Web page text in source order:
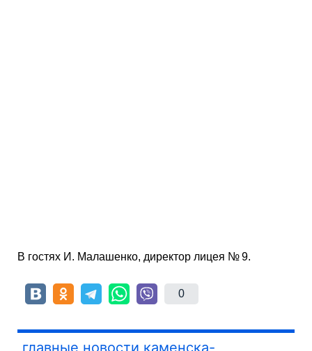
В гостях И. Малашенко, директор лицея № 9.
0
главные новости каменска-